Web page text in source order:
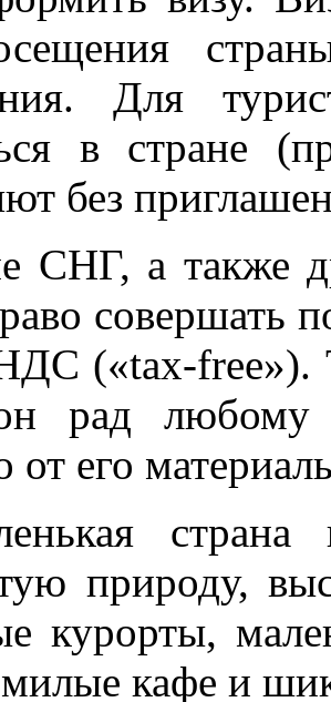
Для
в стране
без
СНГ, а также
совершать
(«tax-free»).
рад
от его
природу,
курорты,
кафе и